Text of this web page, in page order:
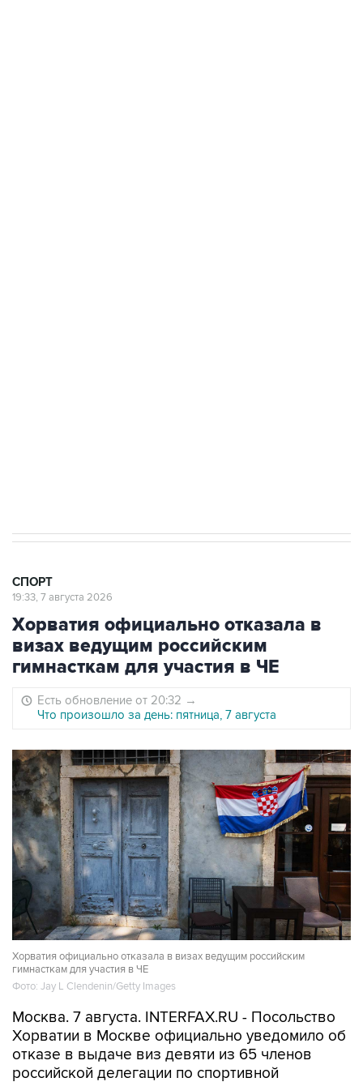
СПОРТ
19:33, 7 августа 2026
Хорватия официально отказала в
визах ведущим российским
гимнасткам для участия в ЧЕ
Есть обновление от 20:32 →
Что произошло за день: пятница, 7 августа
Хорватия официально отказала в визах ведущим российским
гимнасткам для участия в ЧЕ
Фото: Jay L Clendenin/Getty Images
Москва. 7 августа. INTERFAX.RU - Посольство
Хорватии в Москве официально уведомило об
отказе в выдаче виз девяти из 65 членов
российской делегации по спортивной